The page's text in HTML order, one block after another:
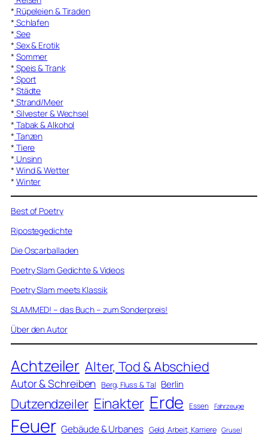
* Rüpeleien & Tiraden
* Schlafen
* See
* Sex & Erotik
* Sommer
* Speis & Trank
* Sport
* Städte
* Strand/Meer
* Silvester & Wechsel
* Tabak & Alkohol
* Tanzen
* Tiere
* Unsinn
* Wind & Wetter
* Winter
Best of Poetry
Ripostegedichte
Die Oscarballaden
Poetry Slam Gedichte & Videos
Poetry Slam meets Klassik
SLAMMED! – das Buch – zum Sonderpreis!
Über den Autor
Achtzeiler Alter, Tod & Abschied
Autor & Schreiben Berg, Fluss & Tal Berlin
Dutzendzeiler Einakter Erde Essen Fahrzeuge
Feuer Gebäude & Urbanes Geld, Arbeit, Karriere Grusel